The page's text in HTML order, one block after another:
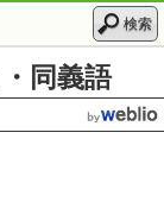
検索
同義語